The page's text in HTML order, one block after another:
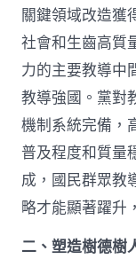
關鍵領域改造獲
社會和生齒高質
力的主要教導中
教導強國。黨對
機制系統完備，
普及程度和質量
成，國民群眾教
略才能顯著躍升
二、塑造樹德樹